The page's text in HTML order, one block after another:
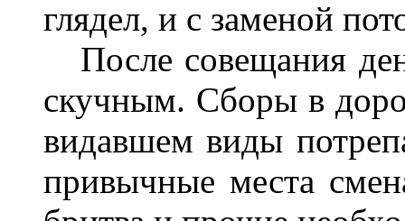
глядел, и с заменой
После совещания
скучным. Сборы в
видавшем виды
привычные места